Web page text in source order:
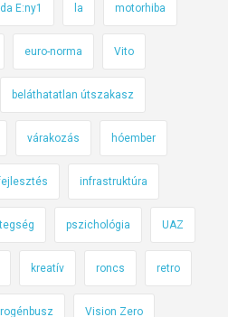
E:ny1 la motorhiba
euro-norma Vito
beláthatatlan útszakasz
várakozás hóember
infrastruktúra
pszichológia UAZ
kreatív roncs retro
Vision Zero